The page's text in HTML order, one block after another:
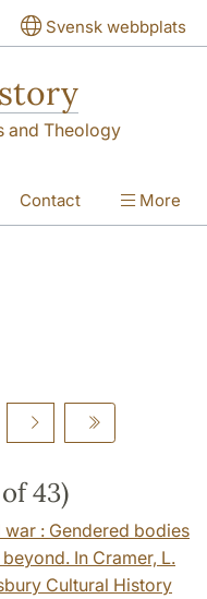
Svensk webbplats
and Theology
Contact More
43)
: Gendered bodies
In Cramer, L.
Cultural History